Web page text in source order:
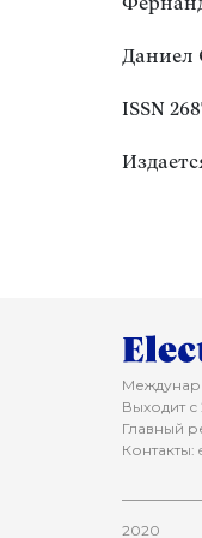
Даниел
ISSN
Выходит с
Главный
Контакты:
2020